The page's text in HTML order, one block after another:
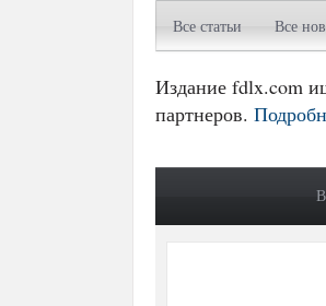
Все статьи Все
Издание fdlx.com
партнеров.